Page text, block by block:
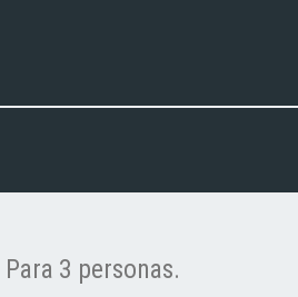
Para 3 personas.